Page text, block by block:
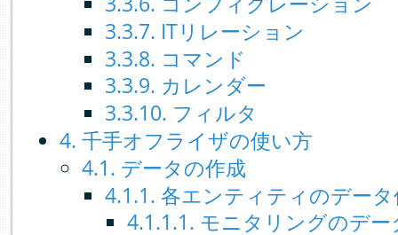
3.3.7. ITリレーション
3.3.8. コマンド
3.3.9. カレンダー
3.3.10. フィルタ
4. 千手オフライザの使い方
4.1. データの作成
4.1.1. 各エンティティのデータ
4.1.1.1. モニタリングのデ